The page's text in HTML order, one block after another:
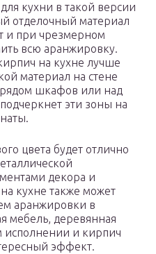
кухни в такой версии
отделочный материал
и при чрезмерном
всю аранжировку.
на кухне лучше
материал на стене
шкафов или над
эти зоны на
цвета будет отлично
декора и
кухне также может
аранжировки в
мебель, деревянная
исполнении и кирпич
эффект.